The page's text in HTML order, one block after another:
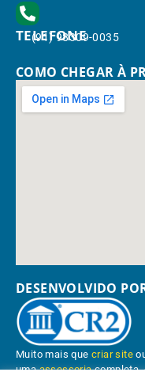
TELEFONE
(91) 98309-0035
COMO CHEGAR À
DESENVOLVIDO
Muito mais quecriar site
umaassessoriacompleta,